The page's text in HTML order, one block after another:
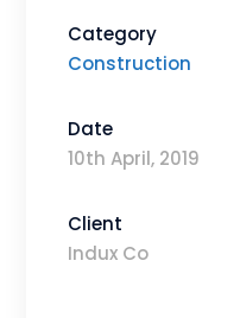
Category
Construction
Date
10th April, 2019
Client
Indux Co